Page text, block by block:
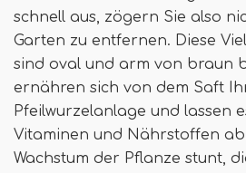
schnell aus, zögern Sie also
Garten zu entfernen. Diese
sind oval und arm von braun
ernähren sich von dem Saft
Pfeilwurzelanlage und lassen
Vitaminen und Nährstoffen
Wachstum der Pflanze stunt,